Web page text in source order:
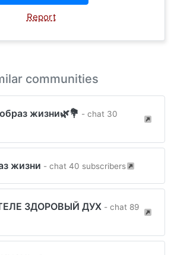
Report
communities
жизни🌿💐 - chat 30
жизни - chat 40 subscribers
ЗДОРОВЫЙ ДУХ - chat 89